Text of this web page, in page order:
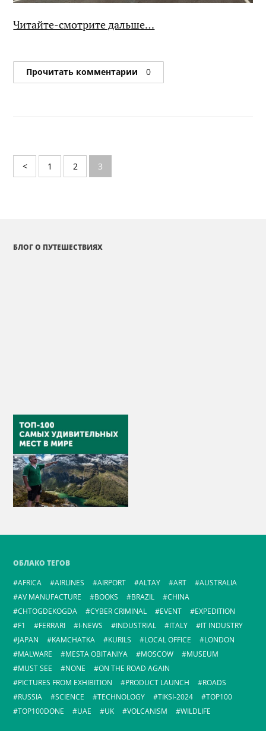
Читайте-смотрите дальше…
Прочитать комментарии 0
< 1 2 3
БЛОГ О ПУТЕШЕСТВИЯХ
ОБЛАКО ТЕГОВ
AFRICA
AIRLINES AIRPORT ALTAY ART
AUSTRALIA
AV MANUFACTURE
BOOKS BRAZIL
CHINA
CHTOGDEKOGDA
CYBER CRIMINAL EVENT
EXPEDITION
F1
FERRARI I-NEWS INDUSTRIAL ITALY
IT INDUSTRY
JAPAN
KAMCHATKA KURILS LOCAL OFFICE
LONDON
MALWARE
MESTA OBITANIYA MOSCOW
MUSEUM
MUST SEE
NONE
ON THE ROAD AGAIN
PICTURES FROM EXHIBITION
PRODUCT LAUNCH
ROADS
RUSSIA
SCIENCE TECHNOLOGY TIKSI-2024
TOP100
TOP100DONE
UAE UK VOLCANISM WILDLIFE